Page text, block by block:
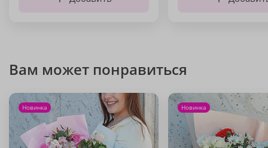
Вам может понравиться
Новинка Новинка